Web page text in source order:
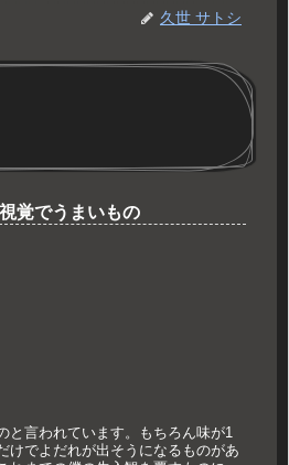
久世 サトシ
視覚でうまいもの
と言われています。もちろん味が1
けでよだれが出そうになるものがあ